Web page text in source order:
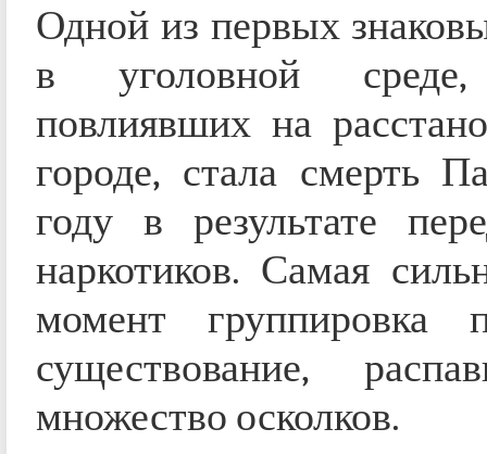
Одной из первых
в уголовной среде,
повлиявших на
городе, стала смерть
году в результате
наркотиков. Самая
момент группировка
существование,
множество осколков.